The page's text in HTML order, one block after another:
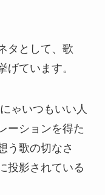
タとして、歌
げています。
ゃいつもいい人
ーションを得た
う歌の切なさ
投影されている